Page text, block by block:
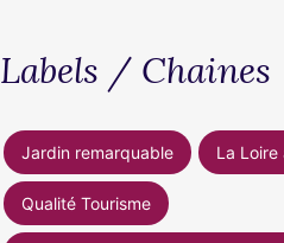
Labels / Chaines
Jardin remarquable La Loire
Qualité Tourisme